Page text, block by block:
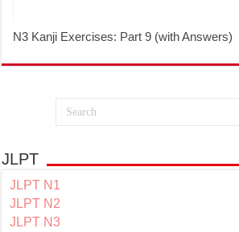
N3 Kanji Exercises: Part 9 (with Answers)
JLPT
JLPT N1
JLPT N2
JLPT N3